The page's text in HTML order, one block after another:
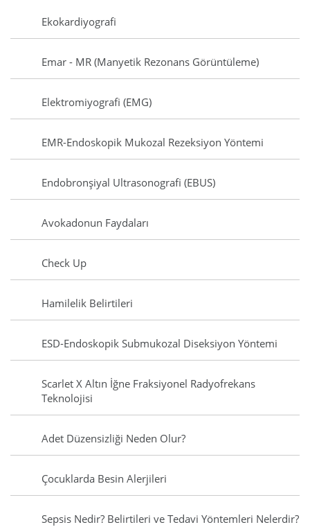
Ekokardiyografi
Emar - MR (Manyetik Rezonans Görüntüleme)
Elektromiyografi (EMG)
EMR-Endoskopik Mukozal Rezeksiyon Yöntemi
Endobronşiyal Ultrasonografi (EBUS)
Avokadonun Faydaları
Check Up
Hamilelik Belirtileri
ESD-Endoskopik Submukozal Diseksiyon Yöntemi
Scarlet X Altın İğne Fraksiyonel Radyofrekans
Teknolojisi
Adet Düzensizliği Neden Olur?
Çocuklarda Besin Alerjileri
Sepsis Nedir? Belirtileri ve Tedavi Yöntemleri Nelerdir?